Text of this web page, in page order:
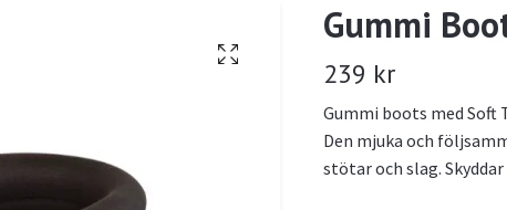
Gummi
239 kr
Gummi boots med Soft
Den mjuka och
stötar och slag.